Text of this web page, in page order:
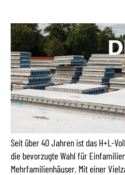
Seit über 40 Jahren ist das H+L-
die bevorzugte Wahl für
Mehrfamilienhäuser. Mit einer